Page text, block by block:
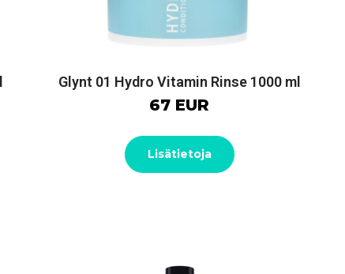
Glynt 01 Hydro Vitamin Rinse 1000 ml
67 EUR
Lisätietoja